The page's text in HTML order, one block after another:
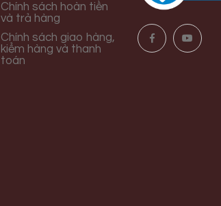
Chính sách hoàn tiền
và trả hàng
Chính sách giao hàng,
kiểm hàng và thanh
toán